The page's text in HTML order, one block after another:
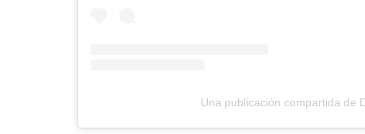
Una publicación compartida de